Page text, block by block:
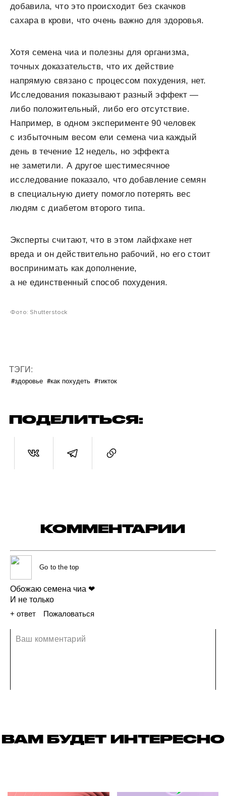
добавила, что это происходит без скачков
сахара в крови, что очень важно для здоровья.
Хотя семена чиа и полезны для организма,
точных доказательств, что их действие
напрямую связано с процессом похудения, нет.
Исследования показывают разный эффект —
либо положительный, либо его отсутствие.
Например, в одном эксперименте 90 человек
с избыточным весом ели семена чиа каждый
день в течение 12 недель, но эффекта
не заметили. А другое шестимесячное
исследование показало, что добавление семян
в специальную диету помогло потерять вес
людям с диабетом второго типа.
Эксперты считают, что в этом лайфхаке нет
вреда и он действительно рабочий, но его стоит
воспринимать как дополнение,
а не единственный способ похудения.
Фото: Shutterstock
ТЭГИ:
#здоровье #как похудеть #тикток
ПОДЕЛИТЬСЯ:
КОММЕНТАРИИ
Go to the top
Обожаю семена чиа ❤
И не только
+ ответ
Пожаловаться
ВАМ БУДЕТ ИНТЕРЕСНО